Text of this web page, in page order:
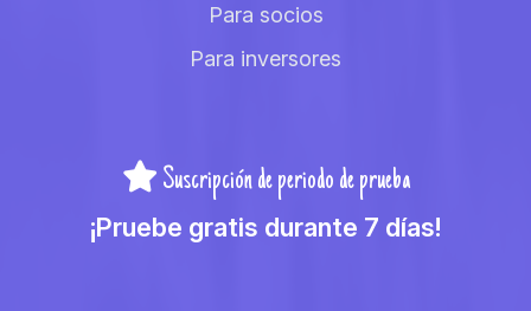
Para socios
Para inversores
Suscripción de periodo de prueba
¡Pruebe gratis durante 7 días!